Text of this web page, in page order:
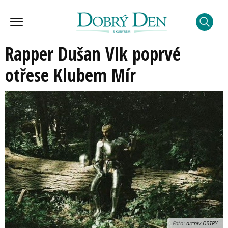
Rapper Dušan Vlk poprvé
otřese Klubem Mír
Foto: archiv DSTRY